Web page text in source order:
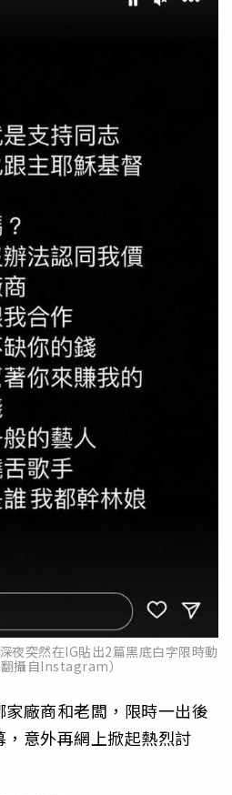
夜突然在IG貼出2篇黑底白字限時動
攝自Instagram）
廠商和老闆，限時一出後
意外再網上掀起熱烈討